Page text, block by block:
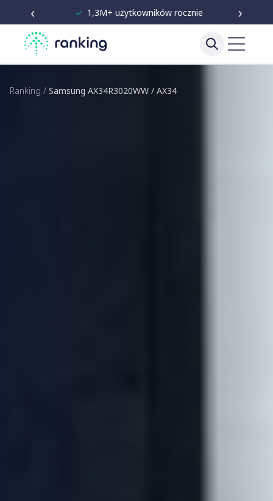
‹ ✓ Niezależne testy od 2020 ›
Ranking / Samsung AX34R3020WW / AX34